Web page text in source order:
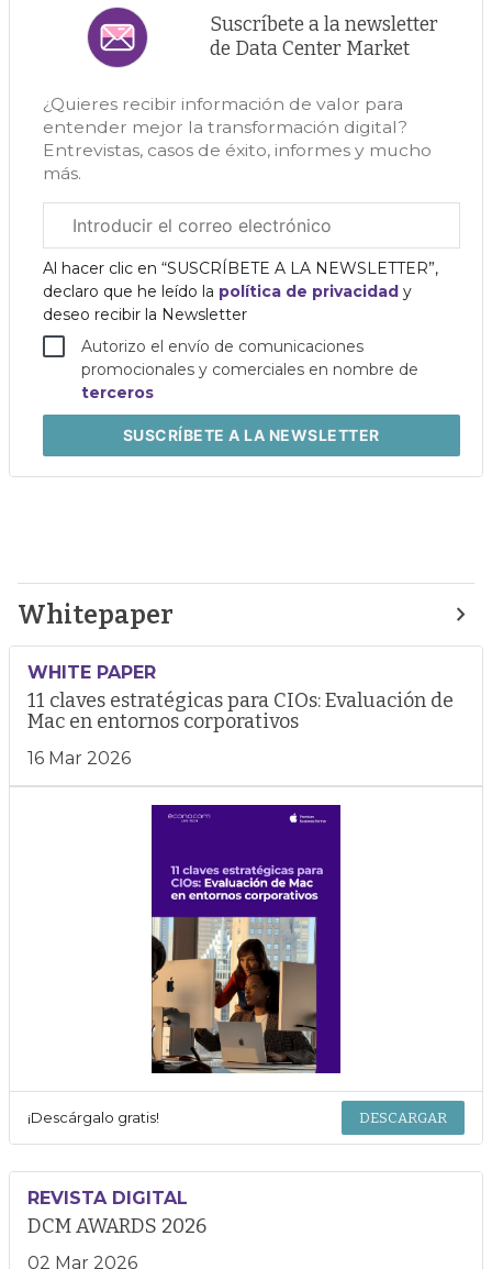
Suscríbete a la newsletter
de Data Center Market
¿Quieres recibir información de valor para
entender mejor la transformación digital?
Entrevistas, casos de éxito, informes y mucho
más.
electrónico
corporativo
Al hacer clic en “SUSCRÍBETE A LA NEWSLETTER”,
declaro que he leído la política de privacidad y
deseo recibir la Newsletter
Autorizo el envío de comunicaciones
promocionales y comerciales en nombre de
terceros
SUSCRÍBETEA LA NEWSLETTER
Whitepaper
WHITE PAPER
11 claves estratégicas para CIOs: Evaluación de
Mac en entornos corporativos
16 Mar 2026
¡Descárgalo gratis! DESCARGAR
REVISTA DIGITAL
DCM AWARDS 2026
02 Mar 2026